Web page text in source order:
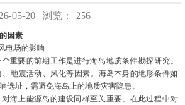
05-20 浏览： 256
因素
电场的影响
重要的前期工作是进行海岛地质条件勘探研究。
地震活动、风化等因素。海岛本身的地形条件如
选址，需避免海岛上的地质灾害隐患。
对海上能源岛的建设同样至关重要。在此过程中对